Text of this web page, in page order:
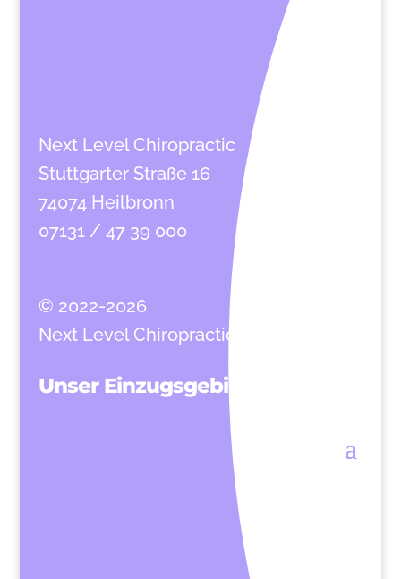
Next Level Chiropractic
Stuttgarter Straße 16
74074 Heilbronn
07131 / 47 39 000
© 2022-2026
Next Level Chiropractic
Unser Einzugsgebiet